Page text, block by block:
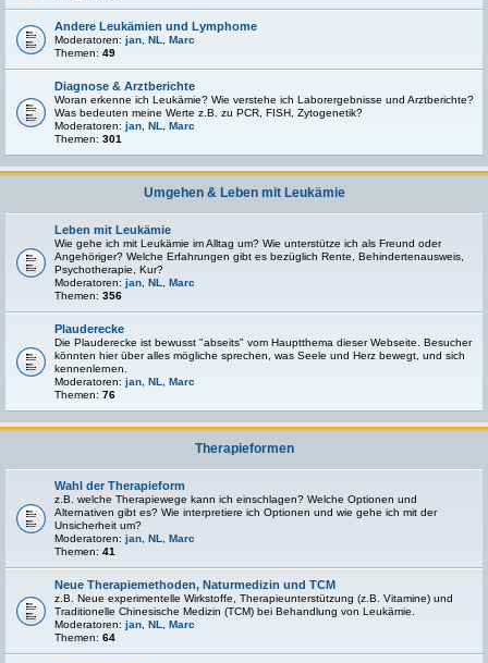
Andere Leukämien und Lymphome
Moderatoren: jan NL
Marc
Themen: 49
Diagnose & Arztberichte
Woran erkenne ich Leukämie? Wie verstehe ich Laborergebnisse und Arztberichte?
Was bedeuten meine Werte z.B. zu PCR, FISH, Zytogenetik?
Moderatoren: jan NL
Marc
Themen: 301
Umgehen & Leben mit Leukämie
Leben mit Leukämie
Wie gehe ich mit Leukämie im Alltag um? Wie unterstütze ich als Freund oder
Angehöriger? Welche Erfahrungen gibt es bezüglich Rente, Behindertenausweis,
Psychotherapie, Kur?
Moderatoren: jan NL
Marc
Themen: 356
Plauderecke
Die Plauderecke ist bewusst "abseits" vom Hauptthema dieser Webseite. Besucher
könnten hier über alles mögliche sprechen, was Seele und Herz bewegt, und sich
kennenlernen.
Moderatoren: jan NL
Marc
Themen: 76
Therapieformen
Wahl der Therapieform
z.B. welche Therapiewege kann ich einschlagen? Welche Optionen und
Alternativen gibt es? Wie interpretiere ich Optionen und wie gehe ich mit der
Unsicherheit um?
Moderatoren: jan NL
Marc
Themen: 41
Neue Therapiemethoden, Naturmedizin und TCM
z.B. Neue experimentelle Wirkstoffe, Therapieunterstützung (z.B. Vitamine) und
Traditionelle Chinesische Medizin (TCM) bei Behandlung von Leukämie.
Moderatoren: jan NL
Marc
Themen: 64